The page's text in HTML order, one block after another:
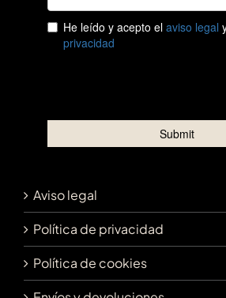
Aviso legal
Política de privacidad
Política de cookies